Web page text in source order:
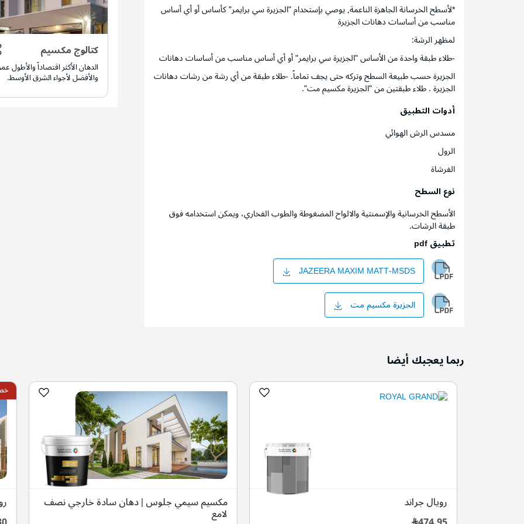
*لأسطح الخرسانة الجاهزة الناعمة, يوصي بإستخدام "الجزيرة سي برايمر" كأساس أو أي أساس
مناسب من أساسات دهانات الجزيرة
لمظهر الرشة:
-طلاء طبقة واحدة من الأساس "الجزيرة سي برايمر" أو أي أساس مناسب من أساسات دهانات
الجزيرة حسب طبيعة السطح وتركه حتى يجف تماماً. -طلاء طبقة من أي رشة من رشات دهانات
الجزيرة . طلاء طبقتين من "الجزيرة مكسيم مت".
أدوات التطبيق
مسدس الرش الهوائي
الرول
الفرشاة
نوع السطح
الأسطح الخرسانية والإسمنتية والالواح المضغوطة والطوب الفخاري، ويمكن استخدامه فوق
طبقة الرشات.
تطبيق pdf
JAZEERA MAXIM MATT-MSDS
الجزيرة مكسيم مت
كتالوج مكسيم
الدهان الأكثر اقتصاداً والأطول
والأفضل لأجواء الشرق الأوسط.
ربما يعجبك أيضا
رويال جراند
مكسيم سيمي جلوس | دهان سادة خارجي نصف
لامع